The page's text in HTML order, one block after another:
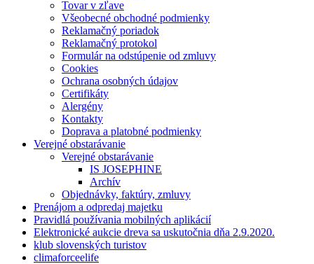
Tovar v zľave
Všeobecné obchodné podmienky
Reklamačný poriadok
Reklamačný protokol
Formulár na odstúpenie od zmluvy
Cookies
Ochrana osobných údajov
Certifikáty
Alergény
Kontakty
Doprava a platobné podmienky
Verejné obstarávanie
Verejné obstarávanie
IS JOSEPHINE
Archív
Objednávky, faktúry, zmluvy
Prenájom a odpredaj majetku
Pravidlá používania mobilných aplikácií
Elektronické aukcie dreva sa uskutočnia dňa 2.9.2020.
klub slovenských turistov
climaforceelife